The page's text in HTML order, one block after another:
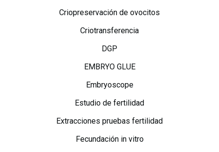
Criopreservación de ovocitos
Criotransferencia
DGP
EMBRYO GLUE
Embryoscope
Estudio de fertilidad
Extracciones pruebas fertilidad
Fecundación in vitro